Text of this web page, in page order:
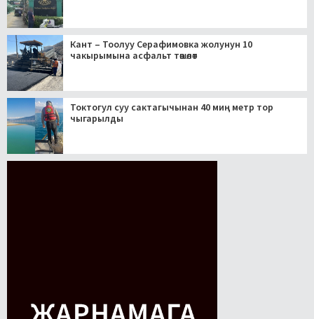
Кант – Тоолуу Серафимовка жолунун 10
чакырымына асфальт төшөлөт
Токтогул суу сактагычынан 40 миң метр тор
чыгарылды